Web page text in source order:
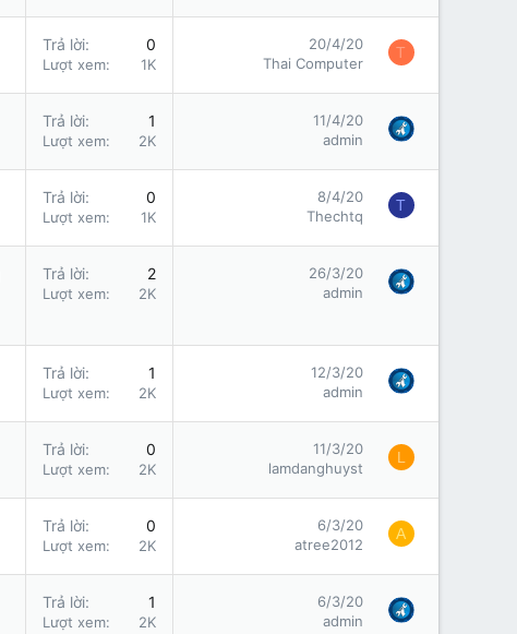
Trả lời 0
Lượt xem 1K
20/4/20
Thai Computer
T
Trả lời 1
Lượt xem 2K
11/4/20
admin
Trả lời 0
Lượt xem 1K
8/4/20
Thechtq
T
Trả lời 2
Lượt xem 2K
26/3/20
admin
Trả lời 1
Lượt xem 2K
12/3/20
admin
Trả lời 0
Lượt xem 2K
11/3/20
lamdanghuyst
L
Trả lời 0
Lượt xem 2K
6/3/20
atree2012
A
Trả lời 1
Lượt xem 2K
6/3/20
admin